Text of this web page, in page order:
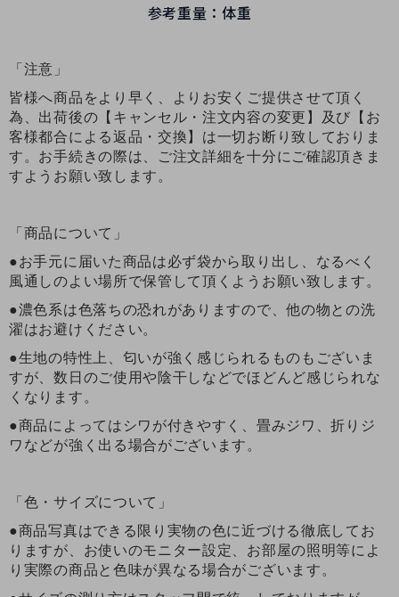
参考重量：体重
「注意」
皆様へ商品をより早く、よりお安くご提供させて頂く
為、出荷後の【キャンセル・注文内容の変更】及び【お
客様都合による返品・交換】は一切お断り致しておりま
す。お手続きの際は、ご注文詳細を十分にご確認頂きま
すようお願い致します。
「商品について」
●お手元に届いた商品は必ず袋から取り出し、なるべく
風通しのよい場所で保管して頂くようお願い致します。
●濃色系は色落ちの恐れがありますので、他の物との洗
濯はお避けください。
●生地の特性上、匂いが強く感じられるものもございま
すが、数日のご使用や陰干しなどでほどんど感じられな
くなります。
●商品によってはシワが付きやすく、畳みジワ、折りジ
ワなどが強く出る場合がございます。
「色・サイズについて」
●商品写真はできる限り実物の色に近づける徹底してお
りますが、お使いのモニター設定、お部屋の照明等によ
り実際の商品と色味が異なる場合がございます。